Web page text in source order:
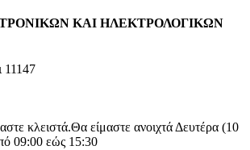
ΚΑΙ ΗΛΕΚΤΡΟΛΟΓΙΚΩΝ
11147
κλειστά.Θα είμαστε ανοιχτά Δευτέρα (10
09:00 εώς 15:30